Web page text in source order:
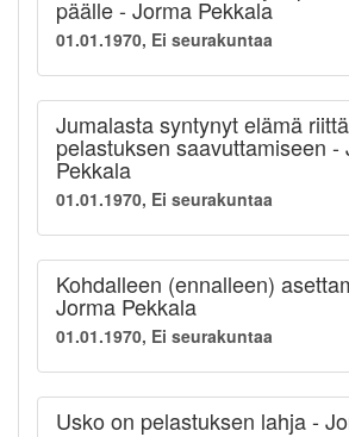
päälle - Jorma Pekkala
01.01.1970, Ei seurakuntaa
Jumalasta syntynyt elämä
pelastuksen saavuttamiseen -
Pekkala
01.01.1970, Ei seurakuntaa
Kohdalleen (ennalleen)
Jorma Pekkala
01.01.1970, Ei seurakuntaa
Usko on pelastuksen lahja -